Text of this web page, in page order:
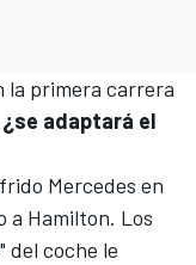
la primera carrera
¿se adaptará el
Mercedes en
a Hamilton. Los
del coche le